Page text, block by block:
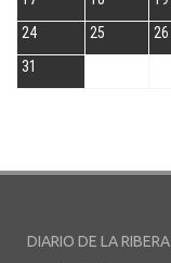
DIARIO DE LA RIBERA